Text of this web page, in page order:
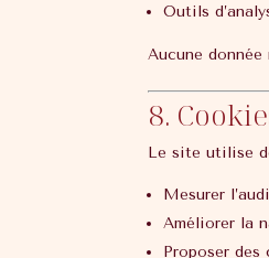
Outils
Aucune donnée
8.
Le site utilise
Mesurer
Améliorer la
Proposer des